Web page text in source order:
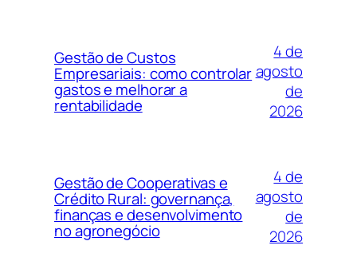
Gestão de Custos
Empresariais: como controlar
gastos e melhorar a
rentabilidade
4 de
agosto
de
2026
Gestão de Cooperativas e
Crédito Rural: governança,
finanças e desenvolvimento
no agronegócio
4 de
agosto
de
2026